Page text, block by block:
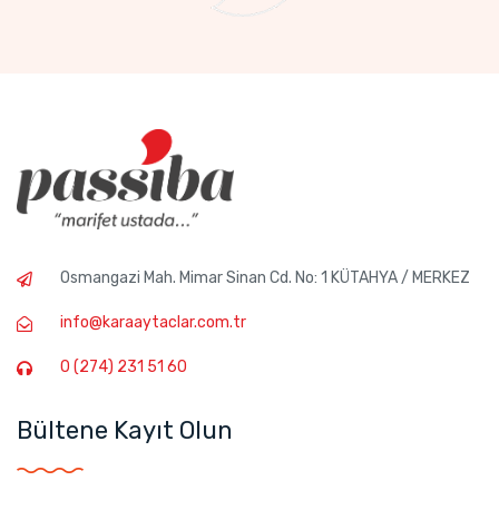
Osmangazi Mah. Mimar Sinan Cd. No: 1 KÜTAHYA / MERKEZ
info@karaaytaclar.com.tr
0 (274) 231 51 60
Bültene Kayıt Olun